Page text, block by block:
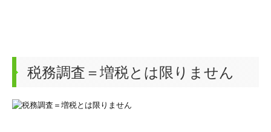
税務調査＝増税とは限りません